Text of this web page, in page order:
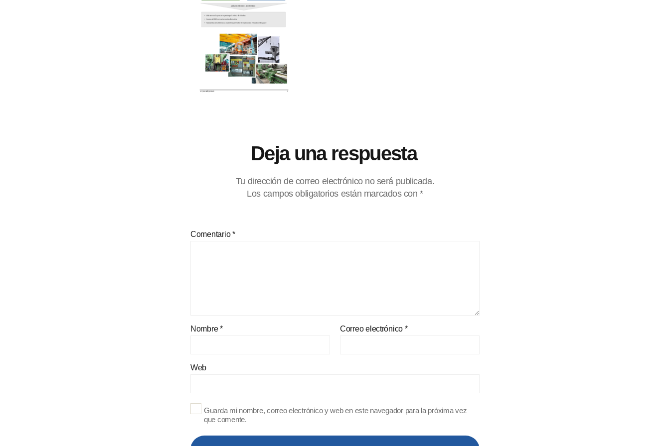
Deja una respuesta
Tu dirección de correo electrónico no será publicada.
Los campos obligatorios están marcados con*
Comentario*
Nombre* Correo electrónico *
Web
Guarda mi nombre, correo electrónico y web en este navegador para la próxima vez
que comente.